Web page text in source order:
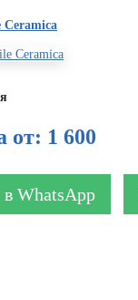
от: 1 600
WhatsApp